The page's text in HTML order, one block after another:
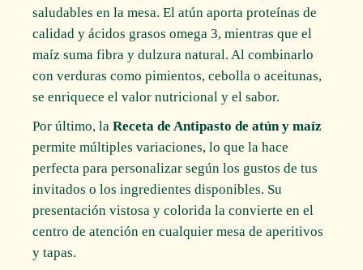
saludables en la mesa. El atún aporta proteínas de
calidad y ácidos grasos omega 3, mientras que el
maíz suma fibra y dulzura natural. Al combinarlo
con verduras como pimientos, cebolla o aceitunas,
se enriquece el valor nutricional y el sabor.
Por último, laReceta de Antipasto de atún y maíz
permite múltiples variaciones, lo que la hace
perfecta para personalizar según los gustos de tus
invitados o los ingredientes disponibles. Su
presentación vistosa y colorida la convierte en el
centro de atención en cualquier mesa de aperitivos
y tapas.